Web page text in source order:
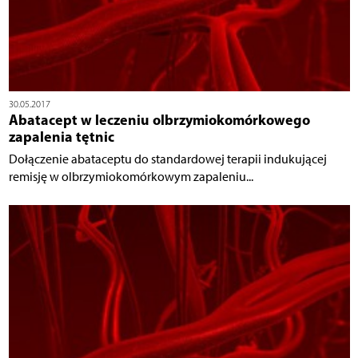
30.05.2017
Abatacept w leczeniu olbrzymiokomórkowego
zapalenia tętnic
Dołączenie abataceptu do standardowej terapii indukującej
remisję w olbrzymiokomórkowym zapaleniu...